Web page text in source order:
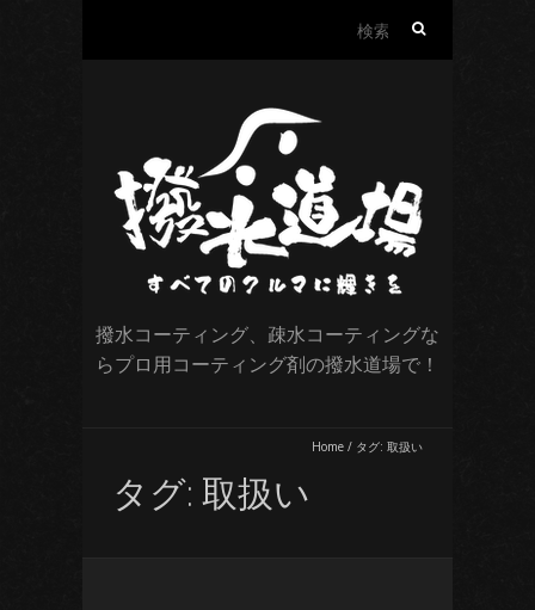
撥水コーティング、疎水コーティングな
らプロ用コーティング剤の撥水道場で！
Home / タグ: 取扱い
タグ: 取扱い